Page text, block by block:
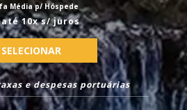
Média p/ Hóspede
10x s/ juros
SELECIONAR
e despesas portuárias